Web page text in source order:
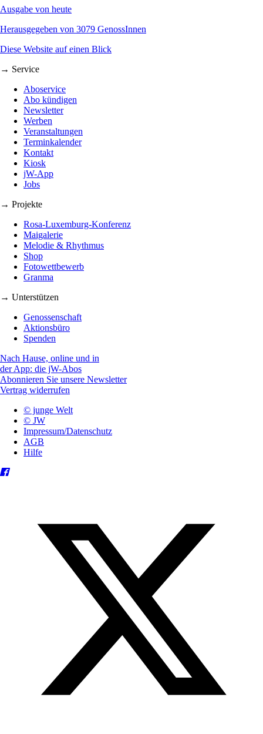
Ausgabe von heute
Herausgegeben von 3079 GenossInnen
Diese Website auf einen Blick
→ Service
Aboservice
Abo kündigen
Newsletter
Werben
Veranstaltungen
Terminkalender
Kontakt
Kiosk
jW-App
Jobs
→ Projekte
Rosa-Luxemburg-Konferenz
Maigalerie
Melodie & Rhythmus
Shop
Fotowettbewerb
Granma
→ Unterstützen
Genossenschaft
Aktionsbüro
Spenden
Nach Hause, online und in
der App: die jW-Abos
Abonnieren Sie unsere Newsletter
Vertrag widerrufen
© junge Welt
© JW
Impressum/Datenschutz
AGB
Hilfe